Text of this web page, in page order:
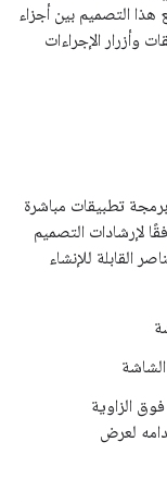
التصميم بين أجزاء
وأزرار الإجراءات
تطبيقات مباشرة
لإرشادات التصميم
القابلة للإنشاء
الزاوية
لعرض